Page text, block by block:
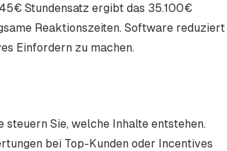
Stundensatz ergibt das 35.100€
Reaktionszeiten. Software reduziert
Einfordern zu machen.
Sie, welche Inhalte entstehen.
bei Top-Kunden oder Incentives